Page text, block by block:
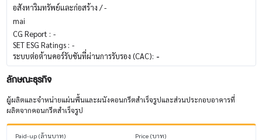
อสังหาริมทรัพย์และก่อสร้าง / -
mai
CG Report : -
SET ESG Ratings : -
ระบบต่อต้านคอร์รับชันที่ผ่านการรับรอง (CAC): -
ลักษณะธุรกิจ
ผู้ผลิตและจำหน่ายแผ่นพื้นและผนังคอนกรีตสำเร็จรูปและส่วนประกอบอาคารที่
ผลิตจากคอนกรีตสำเร็จรูป
Paid-up (ล้านบาท) Price (บาท)